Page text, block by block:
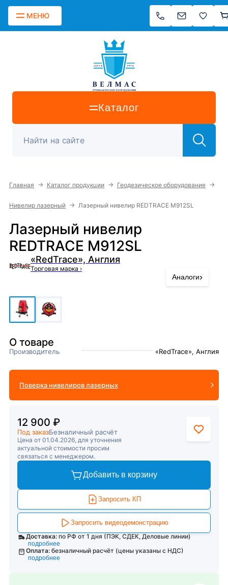
МЕНЮ
Каталог
Главная → Каталог продукции → Геодезическое оборудование →
Нивелир лазерный → Лазерный нивелир REDTRACE М912SL
Лазерный нивелир
REDTRACE М912SL
«RedTrace», Англия
Торговая марка ›
Аналоги›
О товаре
Производитель «RedTrace», Англия
Поверка нивелиров лазерных
12 900 ₽
Под заказБезналичный расчёт
Цена от 01.04.2026, для уточнения
актуальной стоимости просим
связаться с менеджером.
Добавить в корзину
Запросить КП
Запросить видеодемонстрацию
Доставка: по РФ от 1 дня (ПЭК, СДЕК, Деловые линии)
подробнее
Оплата: безналичный расчёт (цены указаны с НДС)
подробнее